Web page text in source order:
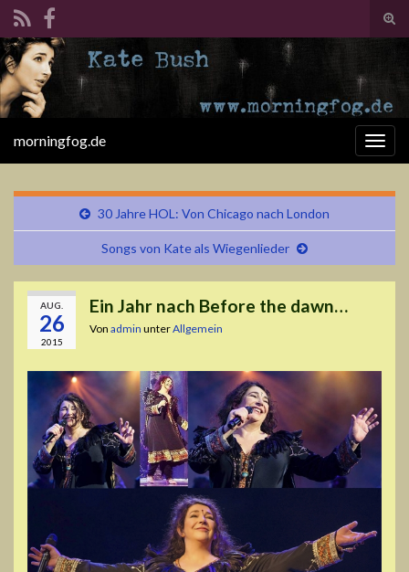
Search for:
morningfog.de
30 Jahre HOL: Von Chicago nach London
Songs von Kate als Wiegenlieder
AUG.
26
2015
Ein Jahr nach Before the dawn…
Von admin unterAllgemein